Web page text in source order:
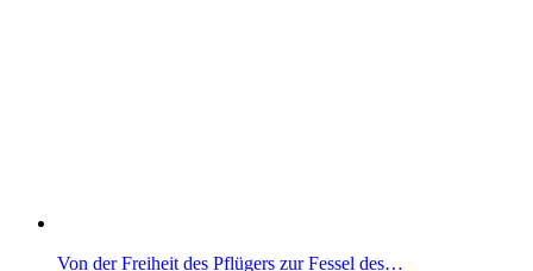
Von der Freiheit des Pflügers zur Fessel des…